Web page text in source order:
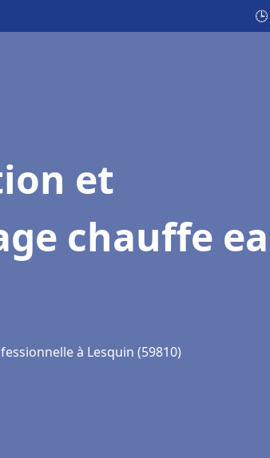
et
chauffe
à Lesquin (59810)